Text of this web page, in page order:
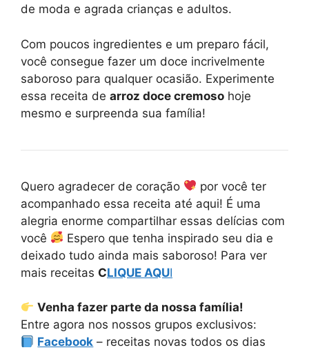
de moda e agrada crianças e adultos.
Com poucos ingredientes e um preparo fácil,
você consegue fazer um doce incrivelmente
saboroso para qualquer ocasião. Experimente
essa receita de arroz doce cremoso hoje
mesmo e surpreenda sua família!
Quero agradecer de coração
por você ter
acompanhado essa receita até aqui! É uma
alegria enorme compartilhar essas delícias com
você
Espero que tenha inspirado seu dia e
deixado tudo ainda mais saboroso! Para ver
mais receitas CLIQUE AQUI
Venha fazer parte da nossa família!
Entre agora nos nossos grupos exclusivos:
Facebook – receitas novas todos os dias